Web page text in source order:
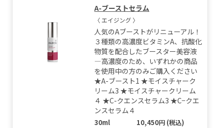
A-ブーストセラム
〈 エイジング 〉
人気のAブーストがリニューアル！
３種類の高濃度ビタミンA、抗酸化
物質を配合したブースター美容液
―高濃度のため、いずれかの商品
を使用中の方のみご購入ください
★A-ブースト1 ★モイスチャーク
リーム3 ★モイスチャークリーム
４ ★C-クエンスセラム3 ★C−クエ
ンスセラム４
30ml 10,450円 (税込)